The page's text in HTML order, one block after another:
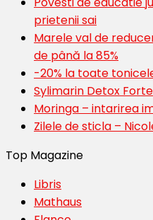
prietenii sai
Marele val de
de până la 85%
-20% la toate
Sylimarin Detox Forte
Moringa – intarirea
Zilele de sticla –
Top Magazine
Libris
Mathaus